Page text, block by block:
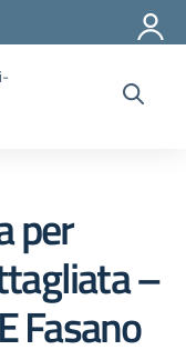
per
–
Fasano